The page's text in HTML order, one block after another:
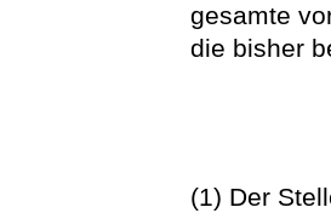
gesamte
die bisher
(1) Der